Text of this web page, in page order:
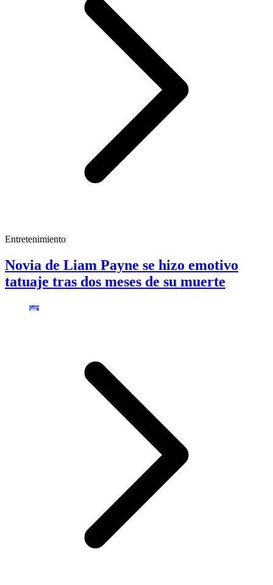
Entretenimiento
Novia de Liam Payne se hizo emotivo
tatuaje tras dos meses de su muerte